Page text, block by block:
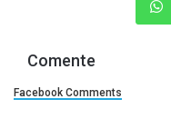
Comente
Facebook Comments